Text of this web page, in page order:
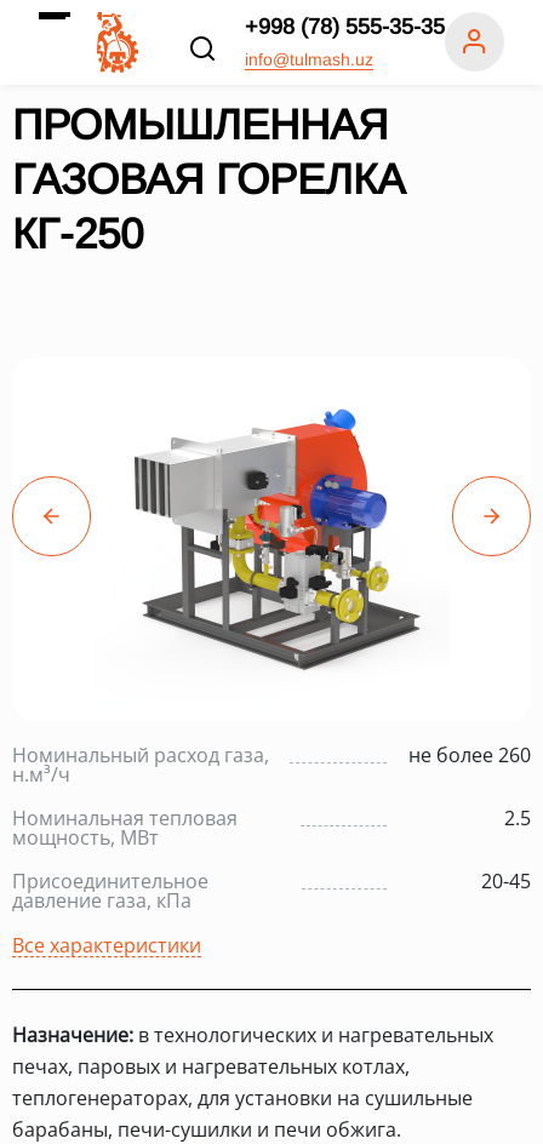
+998 (78) 555-35-35
info@tulmash.uz
ПРОМЫШЛЕННАЯ
ГАЗОВАЯ ГОРЕЛКА
КГ-250
Номинальный расход газа,
н.м³/ч
не более 260
Номинальная тепловая
мощность, МВт
2.5
Присоединительное
давление газа, кПа
20-45
Все характеристики
Назначение: в технологических и нагревательных
печах, паровых и нагревательных котлах,
теплогенераторах, для установки на сушильные
барабаны, печи-сушилки и печи обжига.